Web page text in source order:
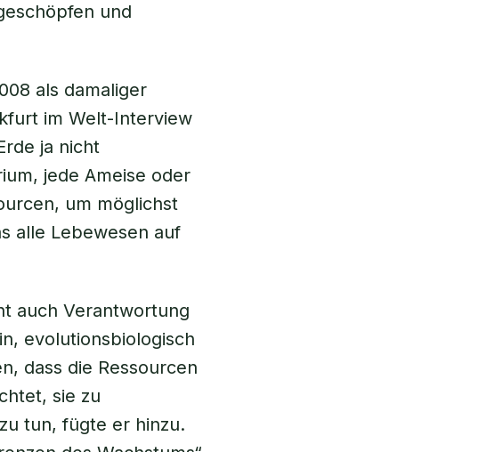
und
als damaliger
im Welt-Interview
ja nicht
jede Ameise oder
um möglichst
alle Lebewesen auf
auch Verantwortung
evolutionsbiologisch
dass die Ressourcen
sie zu
tun, fügte er hinzu.